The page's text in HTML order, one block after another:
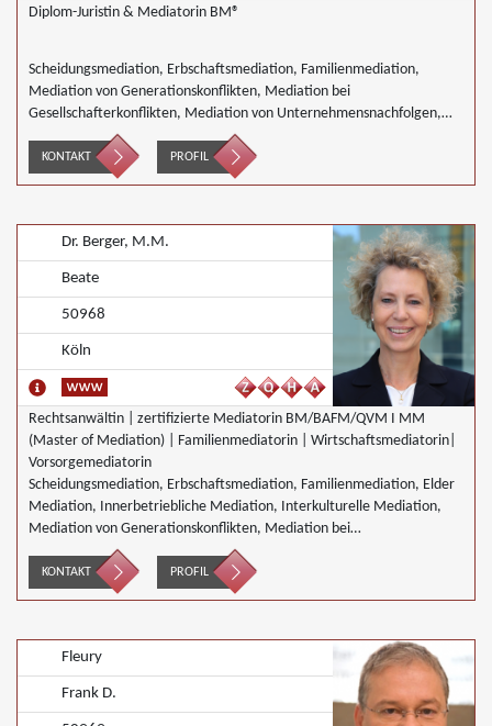
Diplom-Juristin & Mediatorin BM®
Scheidungsmediation, Erbschaftsmediation, Familienmediation,
Mediation von Generationskonflikten, Mediation bei
Gesellschafterkonflikten, Mediation von Unternehmensnachfolgen,
Mediation in der Wohnungswirtschaft, Nachbarschaftsmediation,
Schulmediation, Täter/Opfer Ausgleich, Begleiteter Umgang
KONTAKT PROFIL
Dr. Berger, M.M.
Beate
50968
Köln
Rechtsanwältin | zertifizierte Mediatorin BM/BAFM/QVM I MM
(Master of Mediation) | Familienmediatorin | Wirtschaftsmediatorin|
Vorsorgemediatorin
Scheidungsmediation, Erbschaftsmediation, Familienmediation, Elder
Mediation, Innerbetriebliche Mediation, Interkulturelle Mediation,
Mediation von Generationskonflikten, Mediation bei
Gesellschafterkonflikten, Mediation bei Team- und Gruppenkonflikten,
Mediation von Unternehmensnachfolgen
KONTAKT PROFIL
Fleury
Frank D.